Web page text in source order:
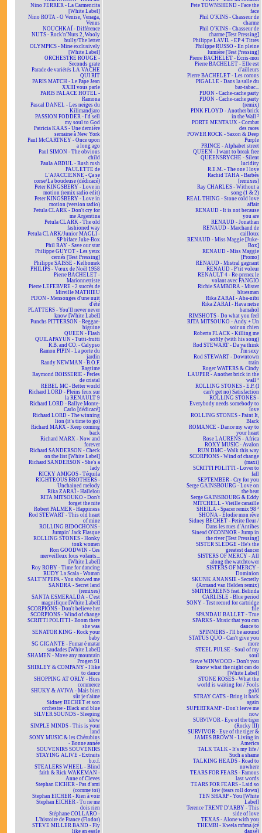
Nino FERRER - La Carmencita
[White Label]
Nino ROTA - O Venise, Venaga,
Venus
NOUCHKAÏ - Différence
NUTS - Rock'n'Nuts 2, Wooly
bully/The letter
OLYMPICS - Mine exclusively
[White Label]
ORCHESTRE ROUGE -
Seconds grate
Parade de variétés LA VACHE
QUI RIT
PARIS MATCH - Le Pape Jean
XXIII vous parle
PARIS PALACE HOTEL -
Ramona
Pascal DANEL - Les neiges du
Kilimandjaro
PASSION FODDER - I'd sell
my soul to God
Patricia KAAS - Une dernière
semaine à New York
Paul McCARTNEY - Once upon
a long ago
Paul SIMON - The obvious
child
Paula ABDUL - Rush rush
PAULETTE de
L'AJACCIENNE - Ça se
corse/La boudeuse (dédicacé)
Peter KINGSBERY - Love in
motion (remix radio edit)
Peter KINGSBERY - Love in
motion (version radio)
Petula CLARK - Don't cry for
me Argentina
Petula CLARK - The old
fashioned way
Petula CLARK/Junior MAGLI -
SP biface Juke-Box
Phil RAY - Save our star
Philippe GUYOT - Les yeux
cernés [Test Pressing]
Philippe SAISSE - Kelbomek
PHILIPS - Vœux de Noël 1958
Pierre BACHELET -
Marionnettiste
Pierre LEFEBVRE - 2 succès de
Mireille MATHIEU
PIJON - Mensonges d'une nuit
d'été
PLATTERS - You'll never never
know [White Label]
Punchs PITTERSON - Reggae-
biguine
QUEEN - Flash
QUILAPAYUN - Tutti-frutti
R.B. and CO. - Calypso
Ramon PIPIN - La porte du
jardin
Randy NEWMAN - B.O.F.
Ragtime
Raymond BOISSERIE - Perles
de cristal
REBEL MC - Better world
Richard LORD - Pleins feux sur
la RENAULT 9
Richard LORD - Rallye Monte-
Carlo [dédicacé]
Richard LORD - The winning
lion (it's time to go)
Richard MARX - Keep coming
back
Richard MARX - Now and
forever
Richard SANDERSON - Check
on the list [White Label]
Richard SANDERSON - She's a
lady
RICKY AMIGOS - Téquila
RIGHTEOUS BROTHERS -
Unchained melody
Rika ZARAÏ - Hallelou
RITA MITSOUKO - Don't
forget the nite
Robert PALMER - Happiness
Rod STEWART - This old heart
of mine
ROLLING BIDOCHONS -
Jumpin' Jack Flasque
ROLLING STONES - Honky
tonk women
Ron GOODWIN - Ces
merveilleux fous volants...
[White Label]
Roy ROBY - Time for dancing
RUDY La Scala - Woman
SALT'N'PEPA - You showed me
SANDRA - Secret land
(remixes)
SANTA ESMERALDA - C'est
magnifique [White Label]
SCORPIONS - Don't believe her
SCORPIONS - Wind of change
SCRITTI POLITTI - Boom there
she was
SENATOR KING - Rock your
baby
SG GIGANTE - Fumar é matar
saudades [White Label]
SHAMEN - Move any mountain
Progen 91
SHIRLEY & COMPANY - I like
to dance
SHOPPING AT ORLY - Hors
commerce
SHUKY & AVIVA - Mais bien
sûr je t'aime
Sidney BECHET et son
orchestre - Black and blue
SILVER SOUNDS - Sleeping
slow
SIMPLE MINDS - This is your
land
SONY MUSIC & les Chérubins
- Bonne année
SOUVENIRS SOUVENIRS
STAYING ALIVE - Extraits
b.o.f.
STEALERS WHEEL - Blind
faith & Rick WAKEMAN -
Anne of Cleves
Stephan EICHER - Pas d'ami
(comme toi)
Stephan EICHER - Rien à voir
Stephan EICHER - Tu ne me
dois rien
Stéphane COLLARO -
L'histoire de France (Flodor)
STEVE MILLER BAND - Fly
like an eagle
Pete TOWNSHEND - Face the
face
Phil O'KINS - Chasseur de
charme
Phil O'KINS - Chasseur de
charme [Test Pressing]
Philippe LAVIL - EP 4 Titres
Philippe RUSSO - En pleine
lumière [Test Pressing]
Pierre BACHELET - Écris-moi
Pierre BACHELET - Elle est
d'ailleurs
Pierre BACHELET - Les corons
PIGALLE - Dans la salle du
bar-tabac...
PIJON - Cache-cache party
PIJON - Cache-cache party
(remix)
PINK FLOYD - Another brick
in the Wall ²
PORTE MENTAUX - Combat
des races
POWER ROCK - Saxon & Deep
Purple
PRINCE - Alphabet street
QUEEN - I want to break free
QUEENSRYCHE - Silent
lucidity
R.E.M. - The one I love
Rachid TAHA - Barbès
[remixes]
Ray CHARLES - Without a
song (1 & 2)
REAL THING - Stone cold love
affair
RENAUD - It is not because
you are
RENAUD - Jonathan
RENAUD - Marchand de
cailloux
RENAUD - Miss Maggie [Juke-
Box]
RENAUD - Miss Maggie
[Promo]
RENAUD - Mistral gagnant
RENAUD - P'tit voleur
RENAULT 4 - Re-prenez le
volant avec FANGIO
Richie SAMBORA - Mister
bluesman
Rika ZARAÏ - Aba-nibi
Rika ZARAÏ - Hava netse
bamahol
RIMSHOTS - Do what you feel
RITA MITSOUKO - Andy + Un
soir un chien
Roberta FLACK - Killing me
softly (with his song)
Rod STEWART - Da ya think
I'm sexy
Rod STEWART - Downtown
train
Roger WATERS & Cindy
LAUPER - Another brick in the
wall ²
ROLLING STONES - E.P. (I
can't get no) Satisfaction
ROLLING STONES -
Everybody needs somebody to
love
ROLLING STONES - Paint It,
Black
ROMANCE - Dance my way to
your heart
Rose LAURENS - Africa
ROXY MUSIC - Avalon
RUN DMC - Walk this way
SCORPIONS - Wind of change
(maxi)
SCRITTI POLITTI - Lover to
fall
SEPTEMBER - Cry for you
Serge GAINSBOURG - Love on
the beat
Serge GAINSBOURG & Eddy
MITCHELL - Vieille canaille
SHEILA - Spacer remix 98 ²
SHONA - Elodie mon rêve
Sidney BECHET - Petite fleur /
Dans les rues d'Antibes
Sinead O'CONNOR - Jump in
the river [Test Pressing]
SISTER SLEDGE - He's the
greatest dancer
SISTERS OF MERCY - All
along the watchtower
SISTERS OF MERCY -
Dominion
SKUNK ANANSIE - Secretly
(Armand van Helden remix)
SMITHEREENS feat. Belinda
CARLISLE - Blue period
SONY - Test record for cartridge
file
SPANDAU BALLET - True
SPARKS - Music that you can
dance to
SPINNERS - I'll be around
STATUS QUO - Can't give you
more
STEEL PULSE - Soul of my
soul
Steve WINWOOD - Don't you
know what the night can do
[White Label]
STONE ROSES - What the
world is waiting for / Fools
gold
STRAY CATS - Bring it back
again
SUPERTRAMP - Don't leave me
now
SURVIVOR - Eye of the tiger
(Rocky III)
SURVIVOR - Eye of the tiger &
JAMES BROWN - Living in
America
TALK TALK - It's my life /
Such a shame
TALKING HEADS - Road to
nowhere
TEARS FOR FEARS - Famous
last words
TEARS FOR FEARS - Laid so
low (tears roll down)
TEN SHARP - You [White
Label]
Terence TRENT D'ARBY - This
side of love
TEXAS - Alone with you
THEMBI - Kwela mfana (cé
dansé)